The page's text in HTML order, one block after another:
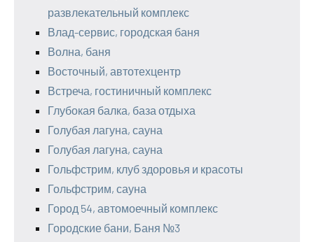
развлекательный комплекс
Влад-сервис, городская баня
Волна, баня
Восточный, автотехцентр
Встреча, гостиничный комплекс
Глубокая балка, база отдыха
Голубая лагуна, сауна
Голубая лагуна, сауна
Гольфстрим, клуб здоровья и красоты
Гольфстрим, сауна
Город 54, автомоечный комплекс
Городские бани, Баня №3